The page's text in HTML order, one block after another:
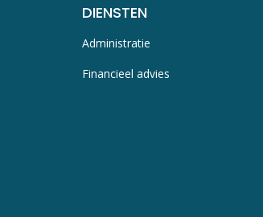
DIENSTEN
Administratie
Financieel advies